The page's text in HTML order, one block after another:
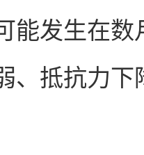
能发生在
、抵抗力